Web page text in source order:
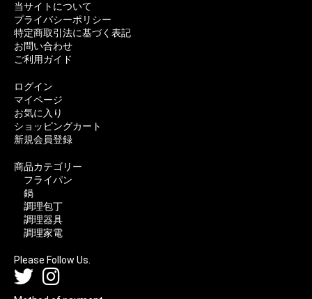
当サイトについて
プライバシーポリシー
特定商取引法に基づく表記
お問い合わせ
ご利用ガイド
ログイン
マイページ
お気に入り
ショッピングカート
新規会員登録
商品カテゴリー
フライパン
鍋
調理包丁
調理器具
調理家電
Please Follow Us.